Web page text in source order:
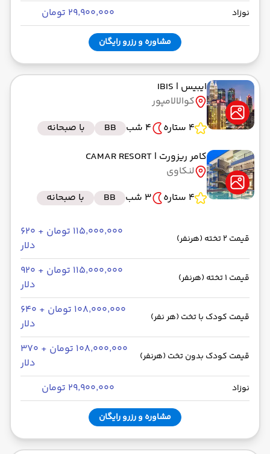
نوزاد ۲۹٬۹۰۰٬۰۰۰ تومان
مشاوره و رزرو رایگان
ایبیس | IBIS
کوالالامپور
4 ستاره
4 شب BB
با صبحانه
کامر ریزورت | CAMAR RESORT
لنکاوی
4 ستاره
3 شب BB با صبحانه
قیمت 2 تخته (هرنفر)
۱۱۵٬۰۰۰٬۰۰۰ تومان + ۶۲۰
دلار
قیمت 1 تخته (هرنفر)
۱۱۵٬۰۰۰٬۰۰۰ تومان + ۹۲۰
دلار
قیمت کودک با تخت (هر نفر)
۱۰۸٬۰۰۰٬۰۰۰ تومان + ۶۴۰
دلار
قیمت کودک بدون تخت (هرنفر)
۱۰۸٬۰۰۰٬۰۰۰ تومان + ۳۷۰
دلار
نوزاد ۲۹٬۹۰۰٬۰۰۰ تومان
مشاوره و رزرو رایگان